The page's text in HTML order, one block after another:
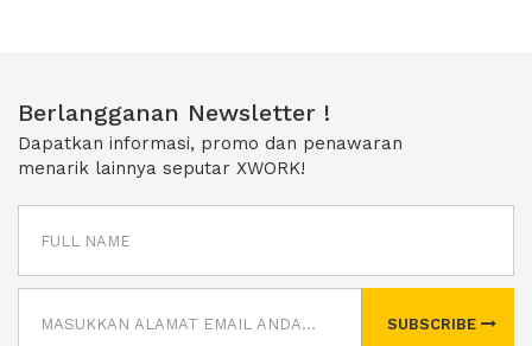
Berlangganan Newsletter !
Dapatkan informasi, promo dan penawaran
menarik lainnya seputar XWORK!
SUBSCRIBE